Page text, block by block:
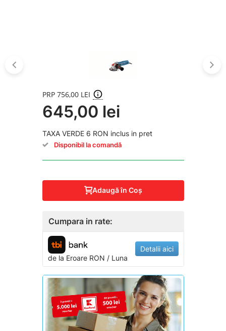
PRP 756,00 LEI
645,00 lei
TAXA VERDE 6 RON inclus in pret
Disponibil la comandă
Adaugă în Coş
Cumpara in rate:
de la EroareRON / Luna
Detalii aici